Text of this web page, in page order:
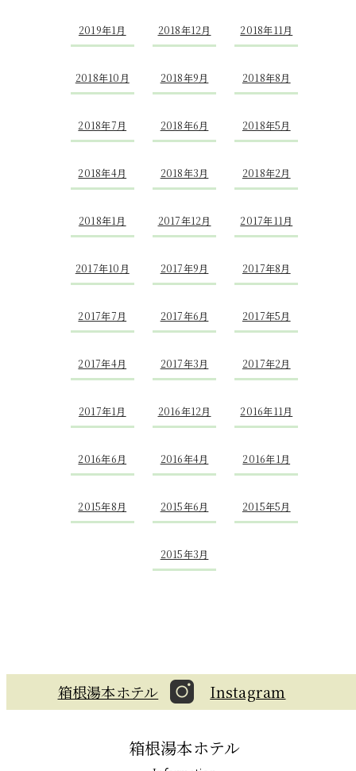
2019年1月 2018年12月 2018年11月
2018年10月 2018年9月 2018年8月
2018年7月 2018年6月 2018年5月
2018年4月 2018年3月 2018年2月
2018年1月 2017年12月 2017年11月
2017年10月 2017年9月 2017年8月
2017年7月 2017年6月 2017年5月
2017年4月 2017年3月 2017年2月
2017年1月 2016年12月 2016年11月
2016年6月 2016年4月 2016年1月
2015年8月 2015年6月 2015年5月
2015年3月
箱根湯本ホテル Instagram
箱根湯本ホテル